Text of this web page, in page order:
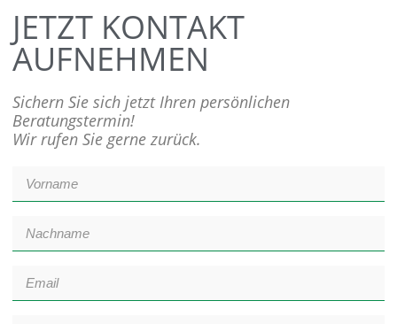
JETZT KONTAKT
AUFNEHMEN
Sichern Sie sich jetzt Ihren persönlichen
Beratungstermin!
Wir rufen Sie gerne zurück.